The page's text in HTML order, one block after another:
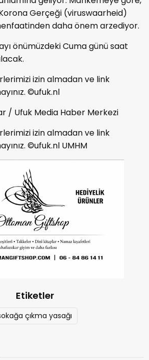
Gerçeği (viruswaarheid)
daha önem arzediyor.
önümüzdeki Cuma günü saat
izin almadan ve link
©ufuk.nl
/ Ufuk Media Haber Merkezi
izin almadan ve link
©ufuk.nl UMHM
Etiketler
çıkma yasağı